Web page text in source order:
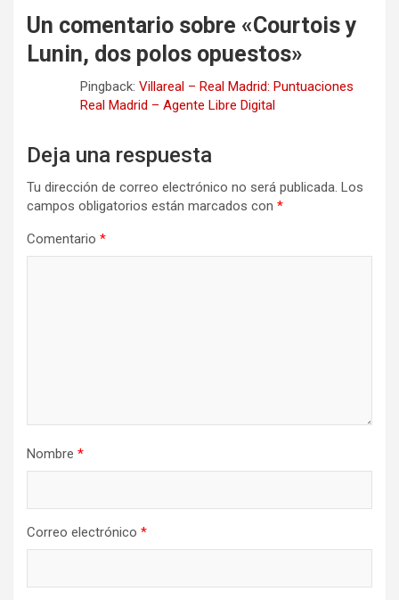
Un comentario sobre «Courtois y
Lunin, dos polos opuestos»
Pingback: Villareal – Real Madrid: Puntuaciones
Real Madrid – Agente Libre Digital
Deja una respuesta
Tu dirección de correo electrónico no será publicada. Los
campos obligatorios están marcados con *
Comentario *
Nombre *
Correo electrónico *